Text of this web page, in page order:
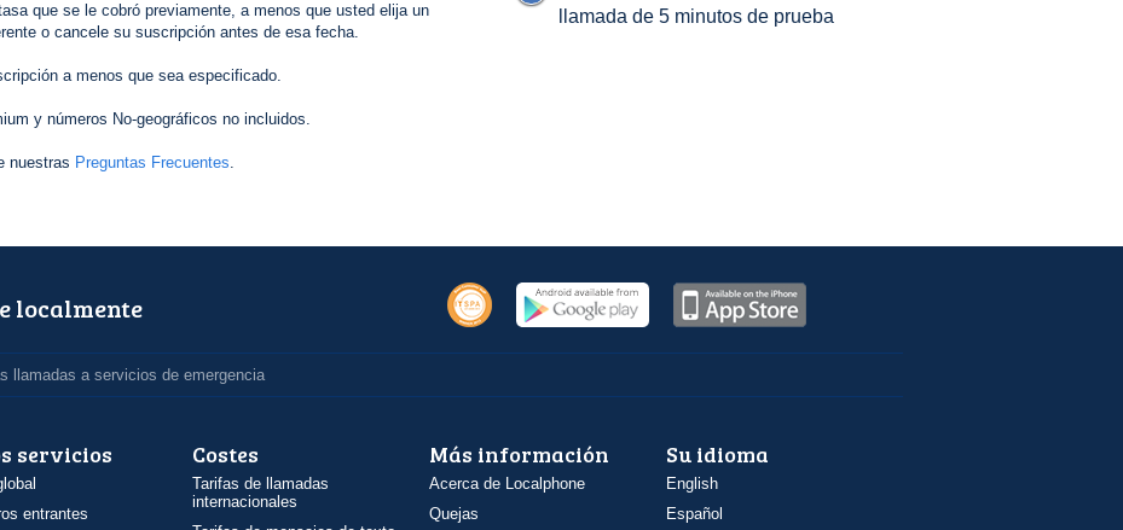
que se le cobró previamente, a menos que usted elija un
o cancele su suscripción antes de esa fecha.
a menos que sea especificado.
y números No-geográficos no incluidos.
nuestras Preguntas Frecuentes.
llamada de 5 minutos de prueba
localmente
llamadas a servicios de emergencia
servicios
entrantes
Costes
Tarifas de llamadas
internacionales
Más información
Acerca de Localphone
Quejas
Su idioma
English
Español